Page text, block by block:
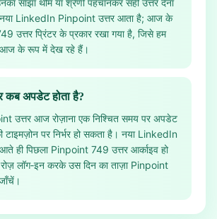
साझा थीम या श्रेणी पहचानकर सही उत्तर देना
नया LinkedIn Pinpoint उत्तर आता है; आज के
उत्तर प्रिंटर के प्रकार रखा गया है, जिसे हम
आज के रूप में देख रहे हैं।
कब अपडेट होता है?
उत्तर आज रोज़ाना एक निश्चित समय पर अपडेट
टाइमज़ोन पर निर्भर हो सकता है। नया LinkedIn
ही पिछला Pinpoint 749 उत्तर आर्काइव हो
लॉग‑इन करके उस दिन का ताज़ा Pinpoint